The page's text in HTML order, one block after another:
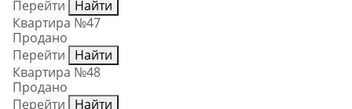
Перейти
Найти
Квартира №47
Продано
Перейти
Найти
Квартира №48
Продано
Перейти
Найти